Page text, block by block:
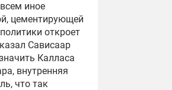
иное
цементирующей
откроет
Сависаар
Калласа
внутренняя
что так